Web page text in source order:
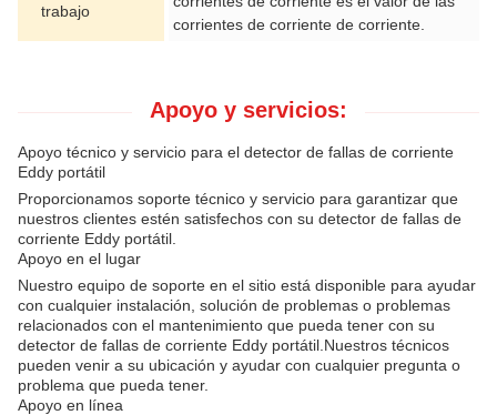
trabajo
corrientes de corriente de corriente.
Apoyo y servicios:
Apoyo técnico y servicio para el detector de fallas de corriente
Eddy portátil
Proporcionamos soporte técnico y servicio para garantizar que
nuestros clientes estén satisfechos con su detector de fallas de
corriente Eddy portátil.
Apoyo en el lugar
Nuestro equipo de soporte en el sitio está disponible para ayudar
con cualquier instalación, solución de problemas o problemas
relacionados con el mantenimiento que pueda tener con su
detector de fallas de corriente Eddy portátil.Nuestros técnicos
pueden venir a su ubicación y ayudar con cualquier pregunta o
problema que pueda tener.
Apoyo en línea